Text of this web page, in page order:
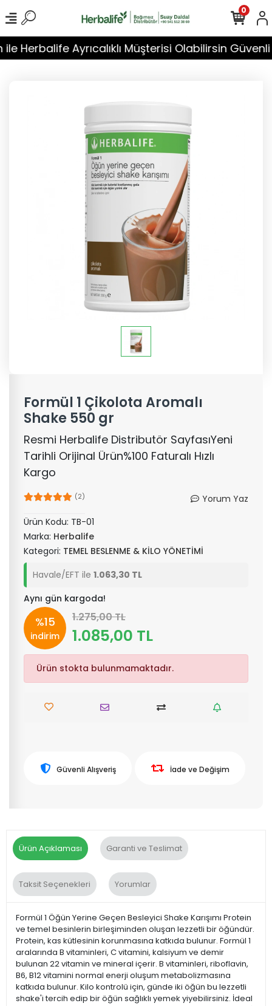
Herbalife Ayrıcalıklı Müşterisi Olabilirsin Güvenli
0
Formül 1 Çikolota Aromalı
Shake 550 gr
Resmi Herbalife Distributör SayfasıYeni
Tarihli Orijinal Ürün%100 Faturalı Hızlı
Kargo
(2)
Yorum Yaz
Ürün Kodu: TB-01
Marka: Herbalife
Kategori: TEMEL BESLENME & KİLO YÖNETİMİ
Havale/EFT ile 1.063,30 TL
Aynı gün kargoda!
%15
indirim
1.275,00 TL
1.085,00 TL
Ürün stokta bulunmamaktadır.
Güvenli Alışveriş İade ve Değişim
Ürün Açıklaması Garanti ve Teslimat
Taksit Seçenekleri Yorumlar
Formül 1 Öğün Yerine Geçen Besleyici Shake Karışımı Protein
ve temel besinlerin birleşiminden oluşan lezzetli bir öğündür.
Protein, kas kütlesinin korunmasına katkıda bulunur. Formül 1
aralarında B vitaminleri, C vitamini, kalsiyum ve demir
bulunan 22 vitamin ve mineral içerir. B vitaminleri, riboflavin,
B6, B12 vitamini normal enerji oluşum metabolizmasına
katkıda bulunur. Kilo kontrolü için, günde iki öğün bu lezzetli
shake'i tercih edip bir öğün sağlıklı yemek yiyebilirsiniz. İdeal